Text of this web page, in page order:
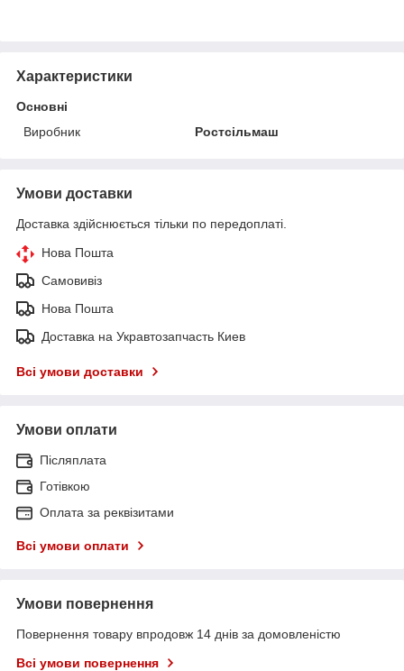
Характеристики
Основні
Виробник
Ростсільмаш
Умови доставки
Доставка здійснюється тільки по передоплаті.
Нова Пошта
Самовивіз
Нова Пошта
Доставка на Укравтозапчасть Киев
Всі умови доставки
Умови оплати
Післяплата
Готівкою
Оплата за реквізитами
Всі умови оплати
Умови повернення
Повернення товару впродовж 14 днів за домовленістю
Всі умови повернення